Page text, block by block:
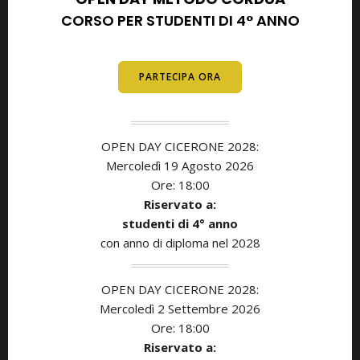
CORSO PER STUDENTI DI 4° ANNO
PARTECIPA ORA
OPEN DAY CICERONE 2028:
Mercoledì 19 Agosto 2026
Ore: 18:00
Riservato a:
studenti di 4° anno
con anno di diploma nel 2028
OPEN DAY CICERONE 2028:
Mercoledì 2 Settembre 2026
Ore: 18:00
Riservato a: